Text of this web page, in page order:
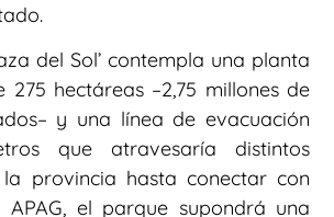
del Sol’ contempla una planta
hectáreas –2,75 millones de
y una línea de evacuación
que atravesaría distintos
provincia hasta conectar con
APAG, el parque supondrá una